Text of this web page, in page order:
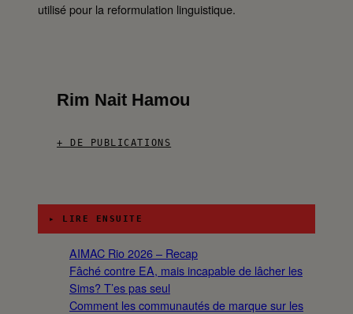
utilisé pour la reformulation linguistique.
Rim Nait Hamou
+ DE PUBLICATIONS
▸ LIRE ENSUITE
AIMAC Rio 2026 – Recap
Fâché contre EA, mais incapable de lâcher les
Sims? T’es pas seul
Comment les communautés de marque sur les